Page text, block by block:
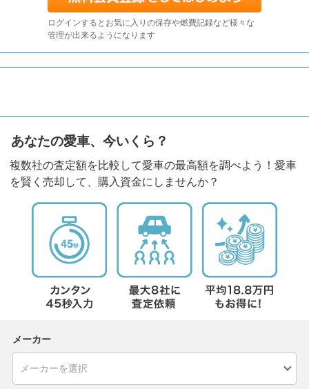
ログインするとお気に入りの保存や燃費記録など様々な
管理が出来るようになります
あなたの愛車、今いくら？
複数社の査定額を比較して愛車の最高額を調べよう！愛車
を賢く売却して、購入資金にしませんか？
メーカー